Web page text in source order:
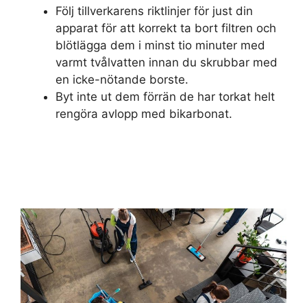
Följ tillverkarens riktlinjer för just din
apparat för att korrekt ta bort filtren och
blötlägga dem i minst tio minuter med
varmt tvålvatten innan du skrubbar med
en icke-nötande borste.
Byt inte ut dem förrän de har torkat helt
rengöra avlopp med bikarbonat.